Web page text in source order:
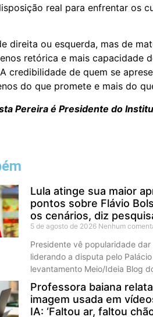
real para enfrentar os
direita ou esquerda, mas de
retórica e mais capacidade
credibilidade de quem se
do que promete e mais do
Pereira é Presidente do
Lula atinge sua maior
pontos sobre Flávio
os cenários, diz
5 de agosto de 2026 Nenhum
Presidente vê popularidade
liderando a disputa pelo
levantamento Meio/Ideia Blog
Professora baiana
imagem usada em
IA: ‘Faltou ar, faltou